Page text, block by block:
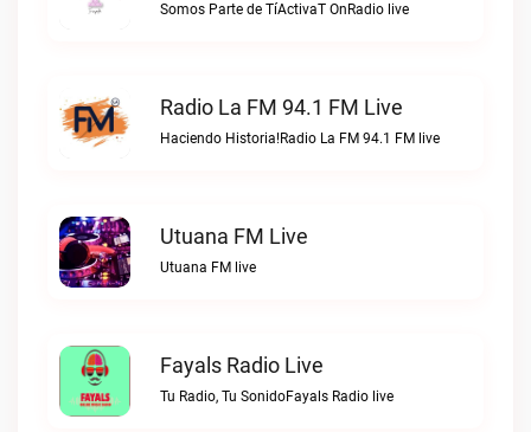
Somos Parte de TíActivaT OnRadio live
Radio La FM 94.1 FM Live
Haciendo Historia!Radio La FM 94.1 FM live
Utuana FM Live
Utuana FM live
Fayals Radio Live
Tu Radio, Tu SonidoFayals Radio live